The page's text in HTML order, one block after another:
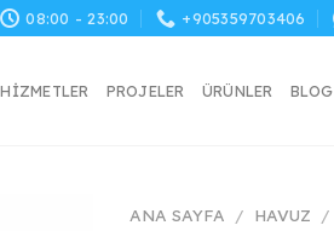
08:00 - 23:00 +905359703406
HIZMETLER PROJELER ÜRÜNLER BLOG
ANA SAYFA / HAVUZ /